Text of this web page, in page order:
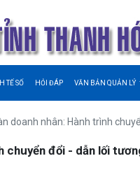
TẾ SỐ HỎI ĐÁP VĂN BẢN QUẢN LÝ
doanh nhân: Hành trình
chuyển đổi - dẫn lối